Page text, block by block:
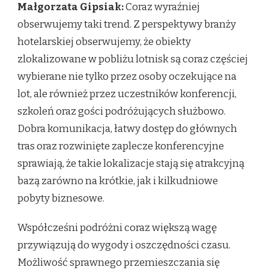
Małgorzata Gipsiak:Coraz wyraźniej
obserwujemy taki trend. Z perspektywy branży
hotelarskiej obserwujemy, że obiekty
zlokalizowane w pobliżu lotnisk są coraz częściej
wybierane nie tylko przez osoby oczekujące na
lot, ale również przez uczestników konferencji,
szkoleń oraz gości podróżujących służbowo.
Dobra komunikacja, łatwy dostęp do głównych
tras oraz rozwinięte zaplecze konferencyjne
sprawiają, że takie lokalizacje stają się atrakcyjną
bazą zarówno na krótkie, jak i kilkudniowe
pobyty biznesowe.
Współcześni podróżni coraz większą wagę
przywiązują do wygody i oszczędności czasu.
Możliwość sprawnego przemieszczania się